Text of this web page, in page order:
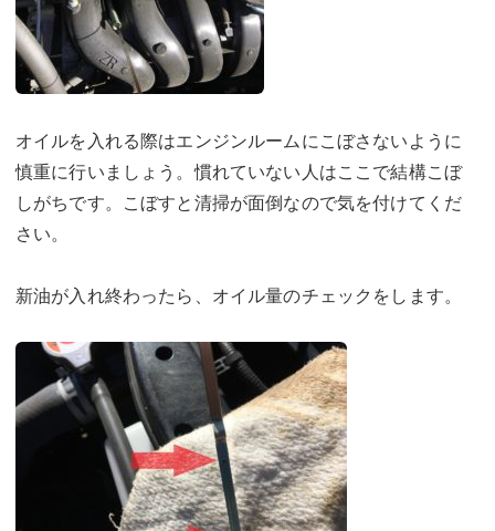
オイルを入れる際はエンジンルームにこぼさないように
慎重に行いましょう。慣れていない人はここで結構こぼ
しがちです。こぼすと清掃が面倒なので気を付けてくだ
さい。
新油が入れ終わったら、オイル量のチェックをします。